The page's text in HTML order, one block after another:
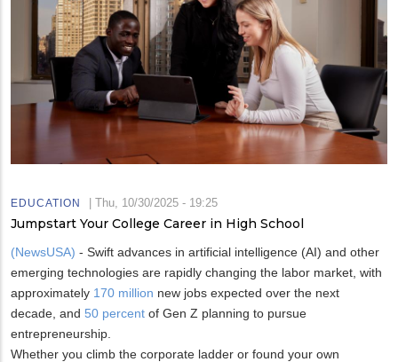
EDUCATION | Thu, 10/30/2025 - 19:25
Jumpstart Your College Career in High School
(NewsUSA) - Swift advances in artificial intelligence (AI) and other
emerging technologies are rapidly changing the labor market, with
approximately 170 million new jobs expected over the next
decade, and 50 percent of Gen Z planning to pursue
entrepreneurship.
Whether you climb the corporate ladder or found your own